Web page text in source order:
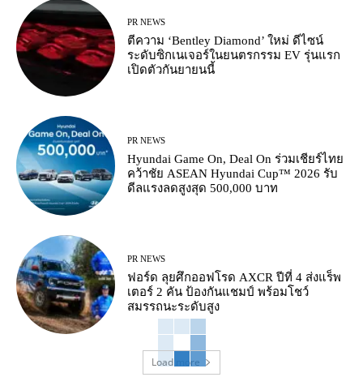
PR NEWS
ตีความ ‘Bentley Diamond’ ใหม่ ดีไซน์
ระดับซิกเนเจอร์ในยนตรกรรม EV รุ่นแรก
เปิดตัวกันยายนนี้
PR NEWS
Hyundai Game On, Deal On ร่วมเชียร์ไทย
คว้าชัย ASEAN Hyundai Cup™ 2026 รับ
ดีลแรงลดสูงสุด 500,000 บาท
PR NEWS
ฟอร์ด ลุยศึกออฟโรด AXCR ปีที่ 4 ส่งแร็พ
เตอร์ 2 คัน ป้องกันแชมป์ พร้อมโชว์
สมรรถนะระดับสูง
Load more